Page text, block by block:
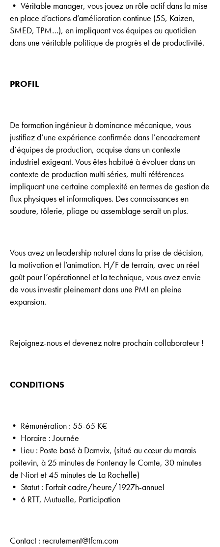
• Véritable manager, vous jouez un rôle actif dans la mise
en place d’actions d’amélioration continue (5S, Kaizen,
SMED, TPM…), en impliquant vos équipes au quotidien
dans une véritable politique de progrès et de productivité.
PROFIL
De formation ingénieur à dominance mécanique, vous
justifiez d’une expérience confirmée dans l’encadrement
d’équipes de production, acquise dans un contexte
industriel exigeant. Vous êtes habitué à évoluer dans un
contexte de production multi séries, multi références
impliquant une certaine complexité en termes de gestion de
flux physiques et informatiques. Des connaissances en
soudure, tôlerie, pliage ou assemblage serait un plus.
Vous avez un leadership naturel dans la prise de décision,
la motivation et l’animation. H/F de terrain, avec un réel
goût pour l’opérationnel et la technique, vous avez envie
de vous investir pleinement dans une PMI en pleine
expansion.
Rejoignez-nous et devenez notre prochain collaborateur !
CONDITIONS
• Rémunération : 55-65 K€
• Horaire : Journée
• Lieu : Poste basé à Damvix, (situé au cœur du marais
poitevin, à 25 minutes de Fontenay le Comte, 30 minutes
de Niort et 45 minutes de La Rochelle)
• Statut : Forfait cadre/heure/1927h-annuel
• 6 RTT, Mutuelle, Participation
Contact : recrutement@tfcm.com